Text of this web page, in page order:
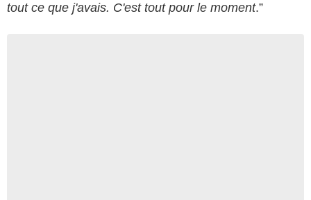
tout ce que j'avais. C'est tout pour le moment.”